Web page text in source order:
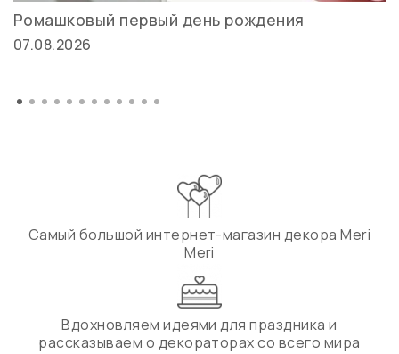
Ромашковый первый день рождения
07.08.2026
Самый большой интернет-магазин декора Meri
Meri
Вдохновляем идеями для праздника и
рассказываем о декораторах со всего мира